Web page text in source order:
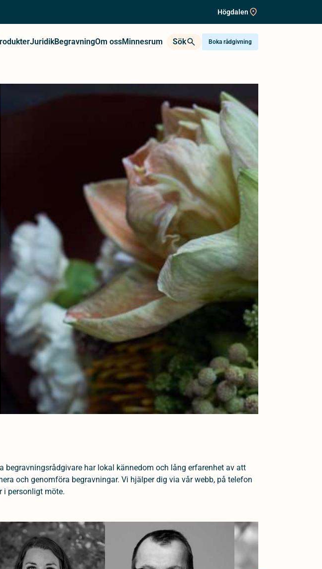
Högdalen
JuridikBegravningOm ossMinnesrum Sök Boka rådgivning
begravningsrådgivare har lokal kännedom och lång erfarenhet av att
och genomföra begravningar. Vi hjälper dig via vår webb, på telefon
i personligt möte.